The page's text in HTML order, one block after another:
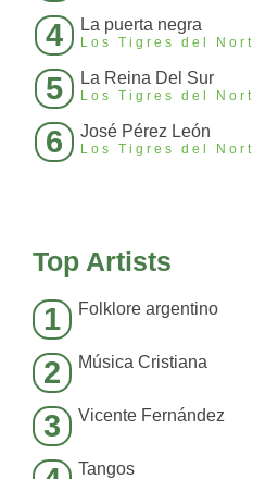
4 La puerta negra
Los Tigres del
5 La Reina Del Sur
Los Tigres del
6 José Pérez León
Los Tigres del
Top Artists
1 Folklore argentino
2 Música Cristiana
3 Vicente Fernández
Tangos